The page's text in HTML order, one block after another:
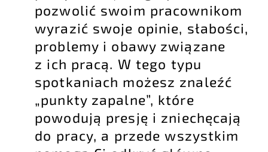
pozwolić swoim pracownikom
wyrazić swoje opinie, słabości,
problemy i obawy związane
z ich pracą. W tego typu
spotkaniach możesz znaleźć
„punkty zapalne”, które
powodują presję i zniechęcają
do pracy, a przede wszystkim